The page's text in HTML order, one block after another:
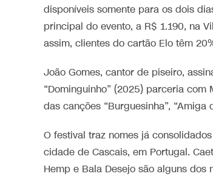
disponíveis somente para os dois
principal do evento, a R$ 1.190, na
assim, clientes do cartão Elo têm
João Gomes, cantor de piseiro,
“Dominguinho” (2025) parceria
das canções “Burguesinha”, “Amiga
O festival traz nomes já
cidade de Cascais, em Portugal.
Hemp e Bala Desejo são alguns dos